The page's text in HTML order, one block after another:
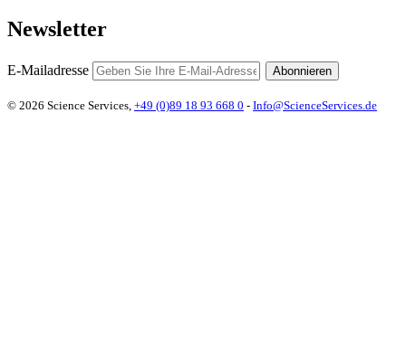
Newsletter
E-Mailadresse Abonnieren
© 2026 Science Services, +49 (0)89 18 93 668 0 - Info@ScienceServices.de